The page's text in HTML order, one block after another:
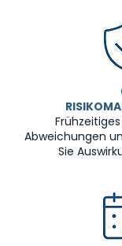
Abweichungen
Sie